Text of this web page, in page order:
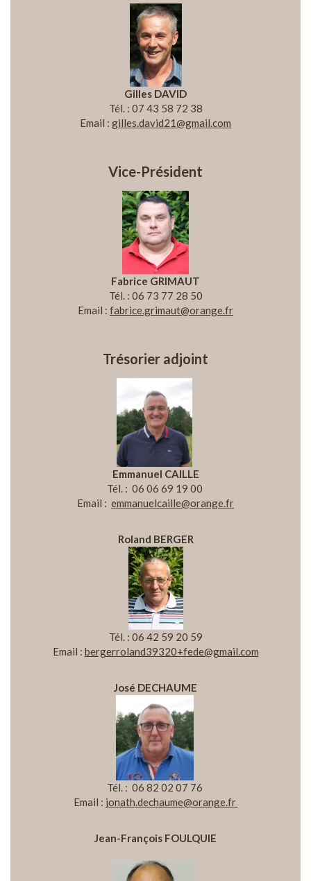
Gilles DAVID
Tél. : 07 43 58 72 38
Email : gilles.david21@gmail.com
Vice-Président
Fabrice GRIMAUT
Tél. : 06 73 77 28 50
Email : fabrice.grimaut@orange.fr
Trésorier adjoint
Emmanuel CAILLE
Tél. : 06 06 69 19 00
Email : emmanuelcaille@orange.fr
Roland BERGER
Tél. : 06 42 59 20 59
Email : bergerroland39320+fede@gmail.com
José DECHAUME
Tél. : 06 82 02 07 76
Email : jonath.dechaume@orange.fr
Jean-François FOULQUIE